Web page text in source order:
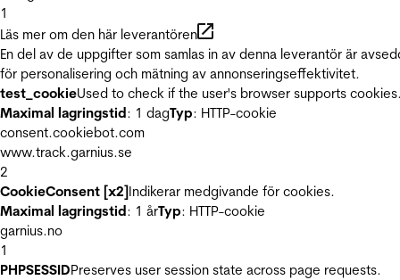
1
Läs mer om den här leverantören
En del av de uppgifter som samlas in av denna leverantör är
för personalisering och mätning av annonseringseffektivitet.
test_cookieUsed to check if the user's browser supports
Maximal lagringstid: 1 dagTyp: HTTP-cookie
consent.cookiebot.com
www.track.garnius.se
2
CookieConsent [x2]Indikerar medgivande för cookies.
Maximal lagringstid: 1 årTyp: HTTP-cookie
garnius.no
1
PHPSESSIDPreserves user session state across page requests.